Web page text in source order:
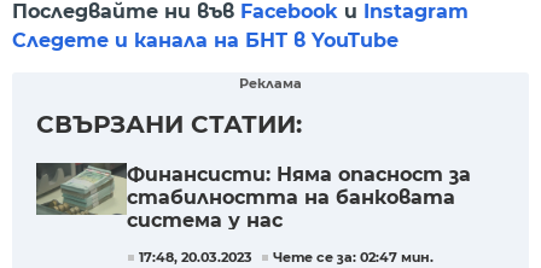
Последвайте ни във Facebook и Instagram
Следете и канала на БНТ в YouTube
Реклама
СВЪРЗАНИ СТАТИИ:
Финансисти: Няма опасност за
стабилността на банковата
система у нас
17:48, 20.03.2023 Чете се за: 02:47 мин.